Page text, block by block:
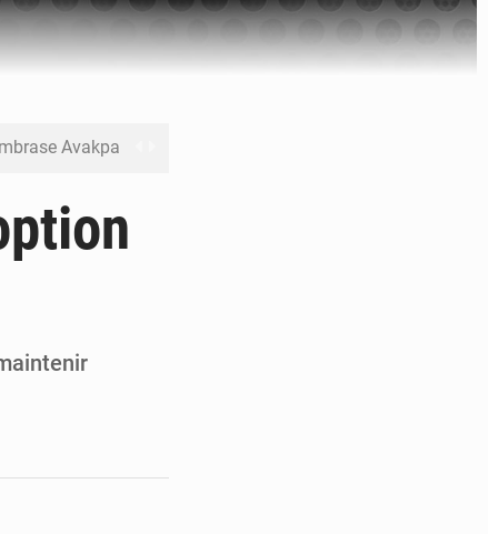
Avakpa
l’Assemblée